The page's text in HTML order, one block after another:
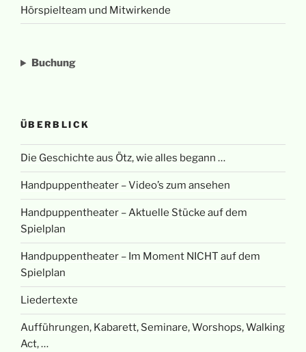
Hörspielteam und Mitwirkende
Buchung
ÜBERBLICK
Die Geschichte aus Ötz, wie alles begann …
Handpuppentheater – Video’s zum ansehen
Handpuppentheater – Aktuelle Stücke auf dem
Spielplan
Handpuppentheater – Im Moment NICHT auf dem
Spielplan
Liedertexte
Aufführungen, Kabarett, Seminare, Worshops, Walking
Act, …